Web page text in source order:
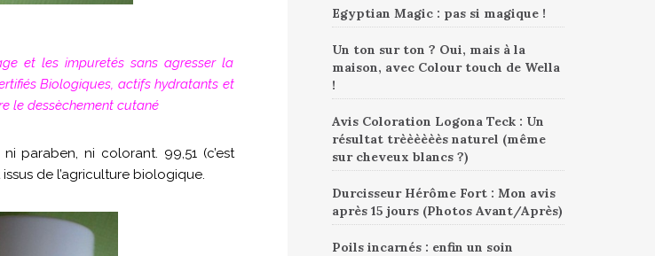
et les impuretés sans agresser la
Biologiques, actifs hydratants et
le dessèchement cutané
paraben, ni colorant. 99,51 (c’est
de l’agriculture biologique.
Egyptian Magic : pas si magique !
Un ton sur ton ? Oui, mais à la
maison, avec Colour touch de Wella
!
Avis Coloration Logona Teck : Un
résultat trèèèèèès naturel (même
sur cheveux blancs ?)
Durcisseur Hérôme Fort : Mon avis
après 15 jours (Photos Avant/Après)
Poils incarnés : enfin un soin